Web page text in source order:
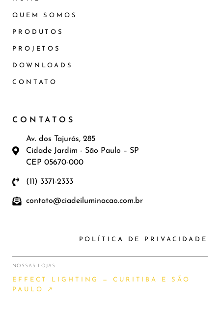
QUEM SOMOS
PRODUTOS
PROJETOS
DOWNLOADS
CONTATO
CONTATOS
Av. dos Tajurás, 285
Cidade Jardim - São Paulo – SP
CEP 05670-000
(11) 3371-2333
contato@ciadeiluminacao.com.br
POLÍTICA DE PRIVACIDADE
NOSSAS LOJAS
EFFECT LIGHTING — CURITIBA E SÃO
PAULO ↗